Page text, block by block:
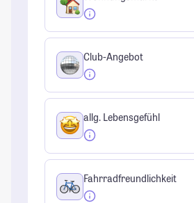
Club-Angebot
allg. Lebensgefühl
Fahrradfreundlichkeit